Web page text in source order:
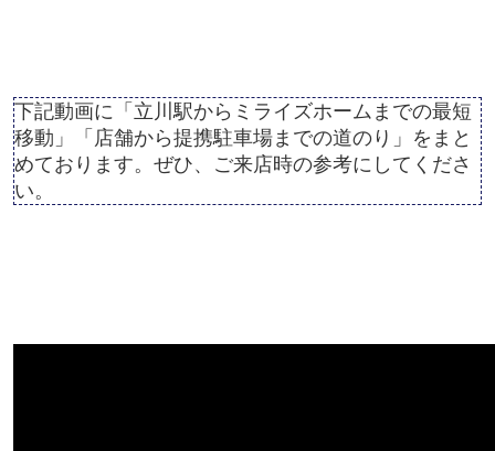
下記動画に「立川駅からミライズホームまでの最短
移動」「店舗から提携駐車場までの道のり」をまと
めております。ぜひ、ご来店時の参考にしてくださ
い。